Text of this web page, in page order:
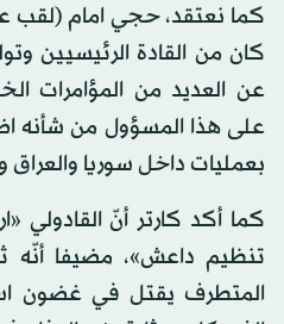
كما نعتقد، حجي امام (لقب
كان من القادة الرئيسيين
عن العديد من المؤامرات
على هذا المسؤول من شأنه
بعمليات داخل سوريا والعراق
كما أكد كارتر أنّ
تنظيم داعش»، مضيفا أنّه
المتطرف يقتل في غضون